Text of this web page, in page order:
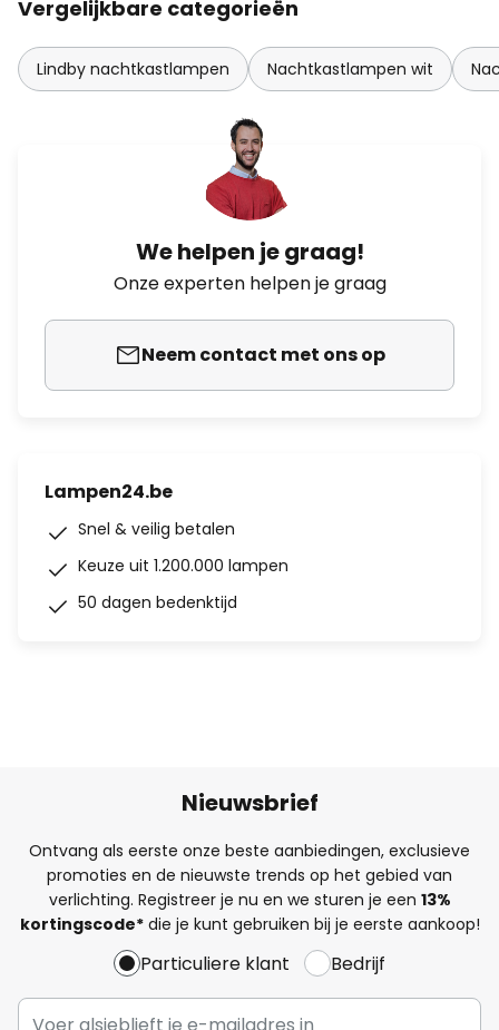
Vergelijkbare categorieën
Lindby nachtkastlampen Nachtkastlampen wit
We helpen je graag!
Onze experten helpen je graag
Neem contact met ons op
Lampen24.be
Snel & veilig betalen
Keuze uit 1.200.000 lampen
50 dagen bedenktijd
Nieuwsbrief
Ontvang als eerste onze beste aanbiedingen, exclusieve
promoties en de nieuwste trends op het gebied van
verlichting. Registreer je nu en we sturen je een 13%
kortingscode*die je kunt gebruiken bij je eerste aankoop!
Particuliere klant Bedrijf